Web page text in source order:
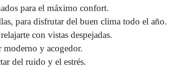
para el máximo confort.
para disfrutar del buen clima todo el año.
con vistas despejadas.
moderno y acogedor.
del ruido y el estrés.